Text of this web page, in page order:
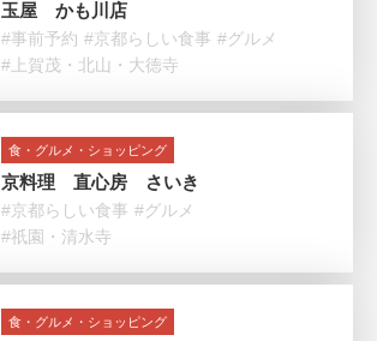
玉屋 かも川店
#事前予約 #京都らしい食事 #グルメ
#上賀茂・北山・大徳寺
食・グルメ・ショッピング
京料理 直心房 さいき
#京都らしい食事 #グルメ
#祇園・清水寺
食・グルメ・ショッピング